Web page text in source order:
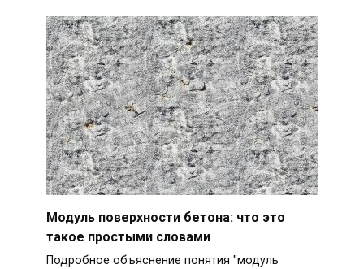
Модуль поверхности бетона: что это
такое простыми словами
Подробное объяснение понятия "модуль